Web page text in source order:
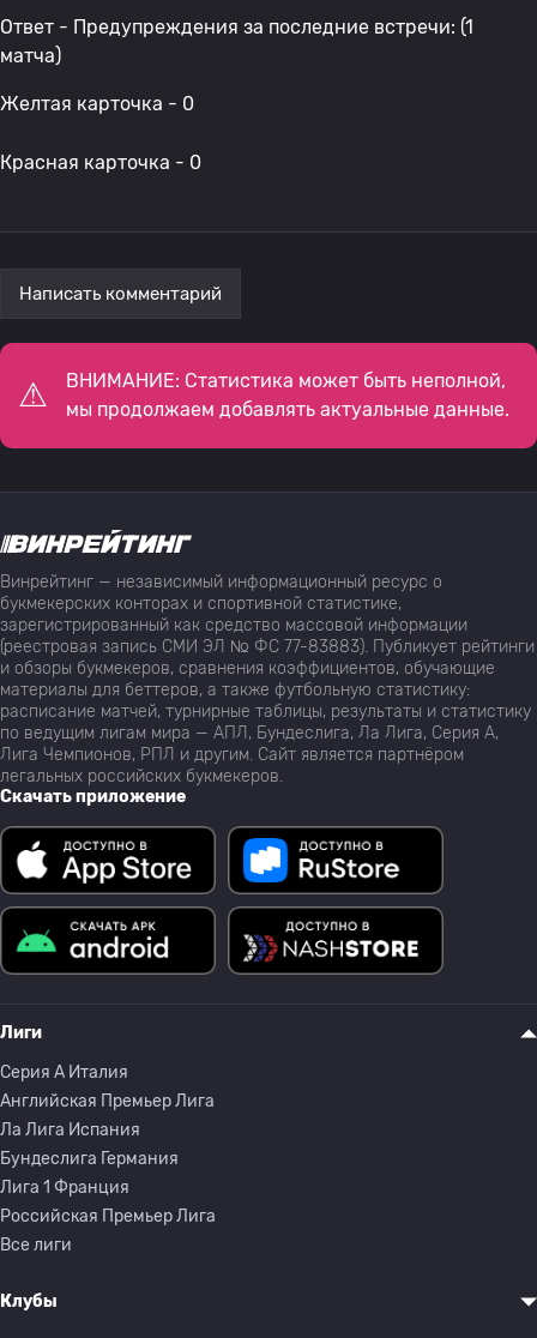
Ответ - Предупреждения за последние встречи: (1
матча)
Желтая карточка - 0
Красная карточка - 0
Написать комментарий
ВНИМАНИЕ: Статистика может быть неполной,
мы продолжаем добавлять актуальные данные.
Винрейтинг — независимый информационный ресурс о
букмекерских конторах и спортивной статистике,
зарегистрированный как средство массовой информации
(реестровая запись СМИ ЭЛ № ФС 77-83883). Публикует рейтинги
и обзоры букмекеров, сравнения коэффициентов, обучающие
материалы для беттеров, а также футбольную статистику:
расписание матчей, турнирные таблицы, результаты и статистику
по ведущим лигам мира — АПЛ, Бундеслига, Ла Лига, Серия А,
Лига Чемпионов, РПЛ и другим. Сайт является партнёром
легальных российских букмекеров.
Скачать приложение
Лиги
Серия A Италия
Английская Премьер Лига
Ла Лига Испания
Бундеслига Германия
Лига 1 Франция
Российская Премьер Лига
Все лиги
Клубы